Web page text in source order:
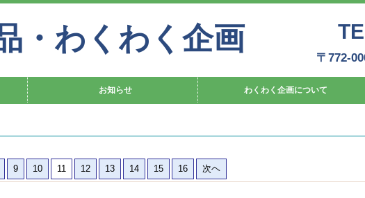
・わくわく企画
〒772-
お知らせ わくわく企画について
9 10 11 12 13 14 15 16 次ヘ